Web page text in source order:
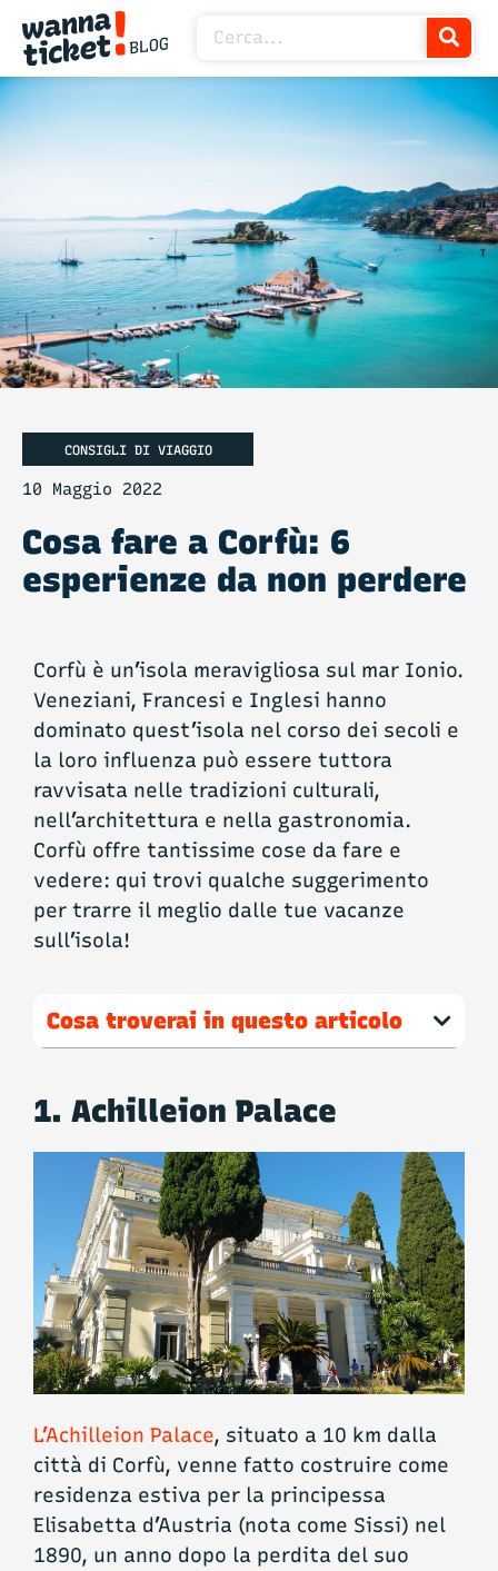
CONSIGLI DI VIAGGIO
10 Maggio 2022
Cosa fare a Corfù: 6
esperienze da non perdere
Corfù è un’isola meravigliosa sul mar Ionio.
Veneziani, Francesi e Inglesi hanno
dominato quest’isola nel corso dei secoli e
la loro influenza può essere tuttora
ravvisata nelle tradizioni culturali,
nell’architettura e nella gastronomia.
Corfù offre tantissime cose da fare e
vedere: qui trovi qualche suggerimento
per trarre il meglio dalle tue vacanze
sull’isola!
Cosa troverai in questo articolo
1. Achilleion Palace
L’Achilleion Palace, situato a 10 km dalla
città di Corfù, venne fatto costruire come
residenza estiva per la principessa
Elisabetta d’Austria (nota come Sissi) nel
1890, un anno dopo la perdita del suo